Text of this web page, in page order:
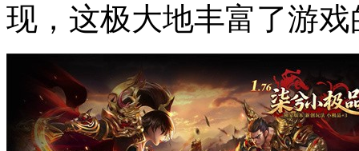
现，这极大地丰富了游